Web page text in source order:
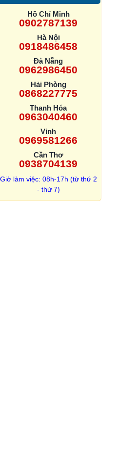
Hồ Chí Minh
0902787139
Hà Nội
0918486458
Đà Nẵng
0962986450
Hải Phòng
0868227775
Thanh Hóa
0963040460
Vinh
0969581266
Cần Thơ
0938704139
Giờ làm việc: 08h-17h (từ thứ 2
- thứ 7)